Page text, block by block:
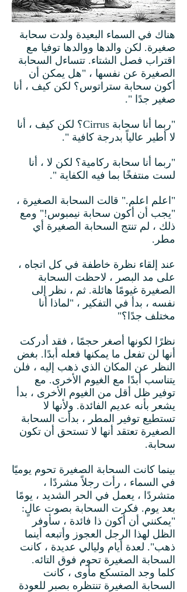
هناك في السماء البعيدة ولدت سحابة
صغيرة. لكن والدها ووالدها توفيا مع
اقتراب فصل الشتاء. تتساءل السحابة
الصغيرة عن نفسها ، "هل يمكن أن
أكون سحابة ستراتوس؟ لكن كيف ، أنا
صغير جدًا ".
"ربما أنا سحابة Cirrus؟ لكن كيف ، أنا
لا أطير عالياً بدرجة كافية ".
"ربما أنا سحابة ركامية؟ لكن لا ، أنا
لست منتفخًا بما فيه الكفاية ".
"اعلم اعلم." قالت السحابة الصغيرة ،
"يجب أن أكون سحابة نيمبوس!" ومع
ذلك ، لم تنتج السحابة الصغيرة أي
مطر.
عند إلقاء نظرة خاطفة في كل اتجاه ،
على مد البصر ، لاحظت السحابة
الصغيرة غيومًا هائلة. ثم ، نظر إلى
نفسه ، بدأ في التفكير ، "لماذا أنا
مختلف جدًا؟"
نظرًا لكونها أصغر حجمًا ، فقد أدركت
أنها لن تفعل ما يمكنها فعله أبدًا. بغض
النظر عن المكان الذي ذهب إليه ، فلن
يتناسب أبدًا مع الغيوم الأخرى. مع
توفير ظل أقل من الغيوم الأخرى ، بدأ
يشعر بأنه عديم الفائدة. ولأنها لا
تستطيع توفير المطر ، بدأت السحابة
الصغيرة تعتقد أنها لا تستحق أن تكون
سحابة.
بينما كانت السحابة الصغيرة تحوم يوميًا
في السماء ، رأت رجلاً مشردًا ،
متشردًا ، يعمل في الحر الشديد ، يومًا
بعد يوم. فكرت السحابة بصوت عالٍ:
"يمكنني أن أكون ذا فائدة ، سأوفر
الظل لهذا الرجل العجوز وأتبعه أينما
ذهب". لعدة أيام وليالي عديدة ، كانت
السحابة الصغيرة تحوم فوق التائه.
كلما وجد المتسكع مأوى ، كانت
السحابة الصغيرة تنتظره بصبر للعودة